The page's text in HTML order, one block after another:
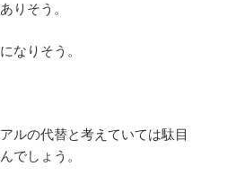
りそう。
なりそう。
ルの代替と考えていては駄目
でしょう。